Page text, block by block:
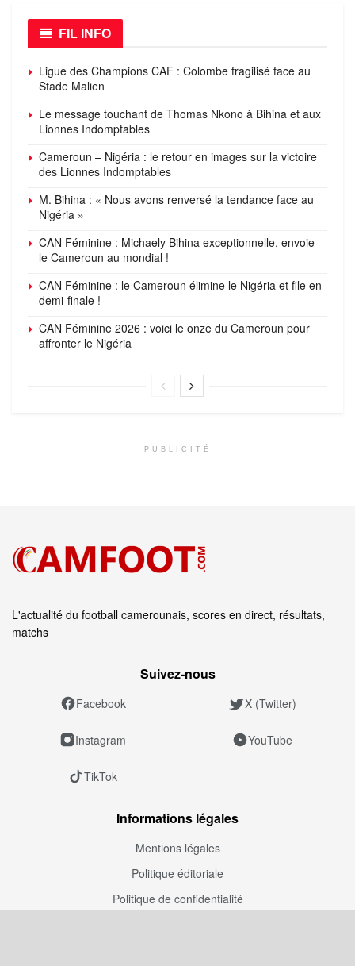
FIL INFO
Ligue des Champions CAF : Colombe fragilisé face au
Stade Malien
Le message touchant de Thomas Nkono à Bihina et aux
Lionnes Indomptables
Cameroun – Nigéria : le retour en images sur la victoire
des Lionnes Indomptables
M. Bihina : « Nous avons renversé la tendance face au
Nigéria »
CAN Féminine : Michaely Bihina exceptionnelle, envoie
le Cameroun au mondial !
CAN Féminine : le Cameroun élimine le Nigéria et file en
demi-finale !
CAN Féminine 2026 : voici le onze du Cameroun pour
affronter le Nigéria
PUBLICITÉ
L'actualité du football camerounais, scores en direct, résultats,
matchs
Suivez‑nous
Facebook X (Twitter)
Instagram YouTube
TikTok
Informations légales
Mentions légales
Politique éditoriale
Politique de confidentialité